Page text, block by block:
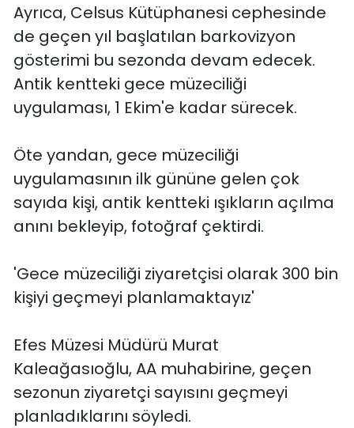
Ayrıca, Celsus Kütüphanesi cephesinde
de geçen yıl başlatılan barkovizyon
gösterimi bu sezonda devam edecek.
Antik kentteki gece müzeciliği
uygulaması, 1 Ekim'e kadar sürecek.
Öte yandan, gece müzeciliği
uygulamasının ilk gününe gelen çok
sayıda kişi, antik kentteki ışıkların açılma
anını bekleyip, fotoğraf çektirdi.
'Gece müzeciliği ziyaretçisi olarak 300 bin
kişiyi geçmeyi planlamaktayız'
Efes Müzesi Müdürü Murat
Kaleağasıoğlu, AA muhabirine, geçen
sezonun ziyaretçi sayısını geçmeyi
planladıklarını söyledi.